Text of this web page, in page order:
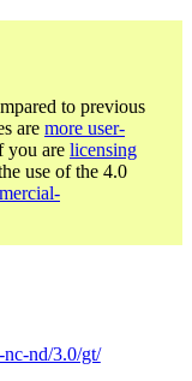
to previous
are more user-
you are licensing
use of the 4.0
nc-nd/3.0/gt/